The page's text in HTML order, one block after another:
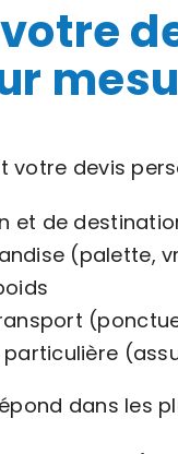
votre devis
et de
(palette,
dans les